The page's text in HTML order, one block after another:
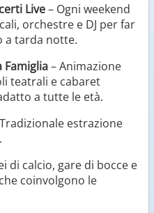
Live– Ogni weekend
orchestre e DJ per far
a tarda notte.
Famiglia– Animazione
teatrali e cabaret
a tutte le età.
estrazione
di calcio, gare di bocce e
coinvolgono le